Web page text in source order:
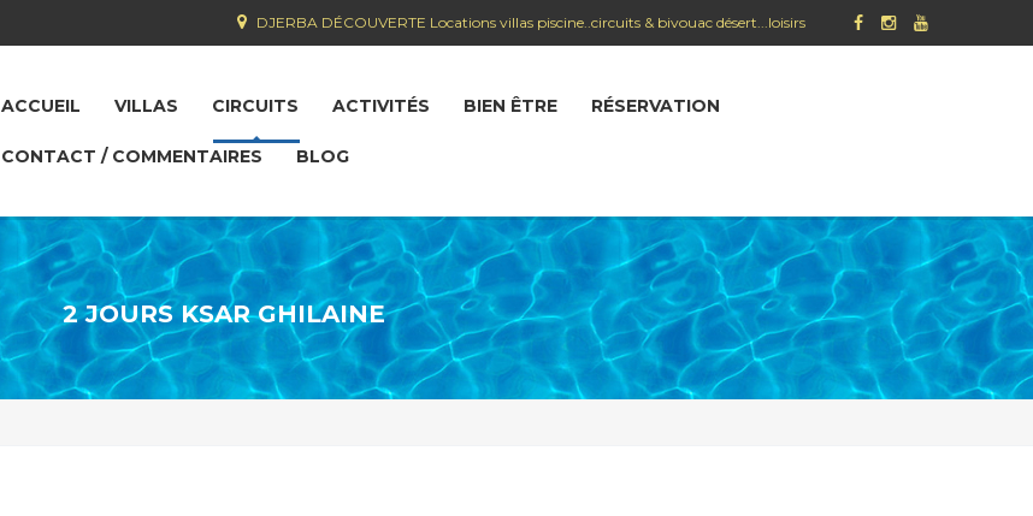
DJERBA DÉCOUVERTE Locations villas piscine..circuits & bivouac désert...loisirs
ACCUEIL VILLAS CIRCUITS ACTIVITÉS BIEN ÊTRE RÉSERVATION
CONTACT / COMMENTAIRES BLOG
2 JOURS KSAR GHILAINE